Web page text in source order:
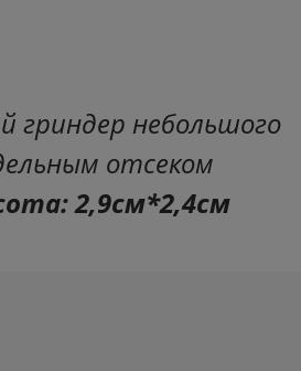
гриндер небольшого
отсеком
2,9см*2,4см